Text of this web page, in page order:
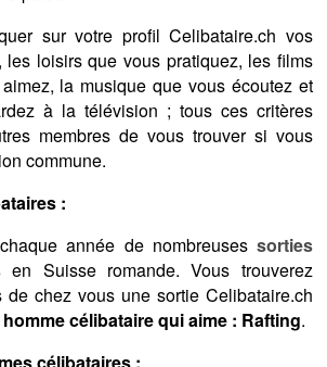
sur votre profil Celibataire.ch vos
les loisirs que vous pratiquez, les films
la musique que vous écoutez et
à la télévision ; tous ces critères
membres de vous trouver si vous
commune.
:
année de nombreuses sorties
en Suisse romande. Vous trouverez
de chez vous une sortie Celibataire.ch
célibataire qui aime : Rafting.